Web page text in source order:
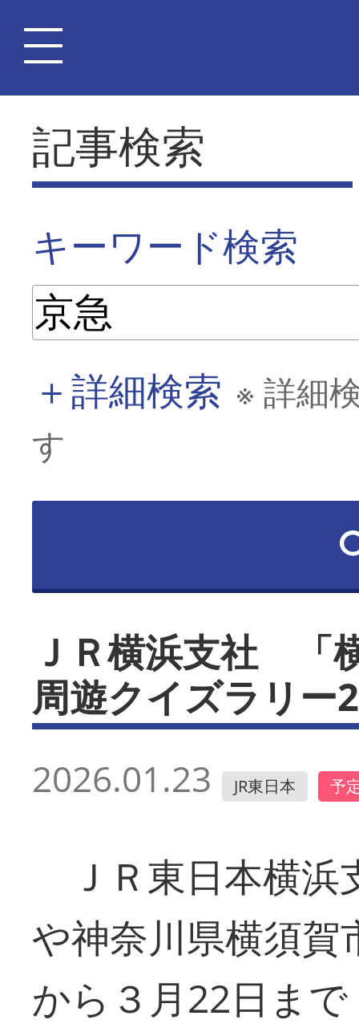
記事検索
キーワード検索
＋詳細検索 ※ 詳細
す
ＪＲ横浜支社 「
周遊クイズラリー
2026.01.23 JR東日本 予
ＪＲ東日本横浜
や神奈川県横須
から３月22日ま